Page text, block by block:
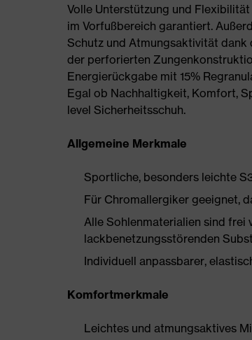
Volle Unterstützung und
im Vorfußbereich garantiert.
Schutz und Atmungsaktivität dank
der perforierten
Energierückgabe mit 15%
Egal ob Nachhaltigkeit, Komfort,
level Sicherheitsschuh.
Allgemeine Merkmale
Sportliche, besonders leichte
Für Chromallergiker geeignet,
Alle Sohlenmaterialien sind frei
lackbenetzungsstörenden
Individuell anpassbarer,
Komfortmerkmale
Leichtes und atmungsaktives